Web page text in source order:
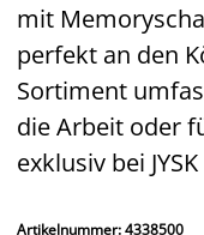
mit
perfekt an den
Sortiment
die Arbeit oder
exklusiv bei
Artikelnummer: 4338500